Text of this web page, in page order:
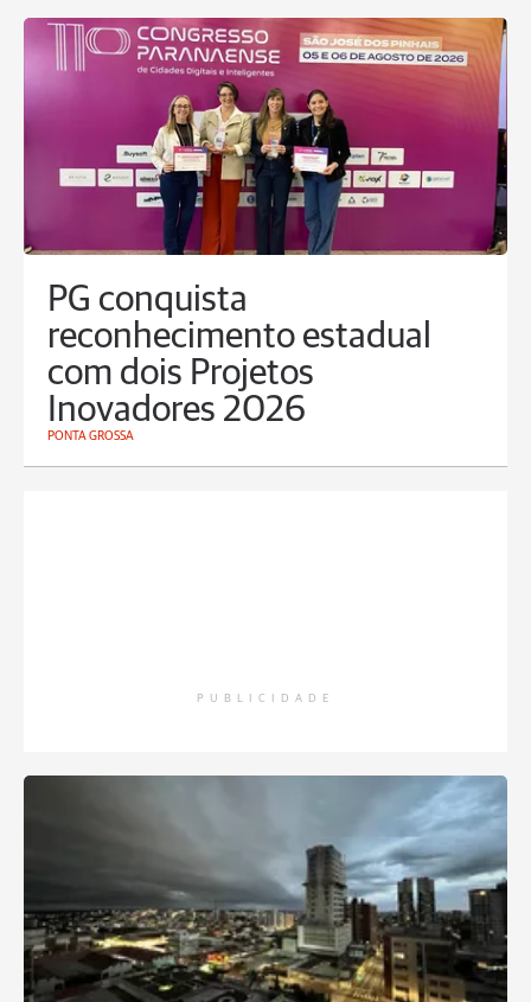
PG conquista
reconhecimento estadual
com dois Projetos
Inovadores 2026
PONTA GROSSA
PUBLICIDADE